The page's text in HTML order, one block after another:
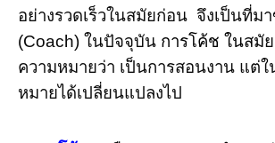
อย่างรวดเร็วในสมัยก่อน จึงเป็นที่ม
(Coach) ในปัจจุบัน การโค้ช ในสมั
ความหมายว่า เป็นการสอนงาน แต่
หมายได้เปลี่ยนแปลงไป